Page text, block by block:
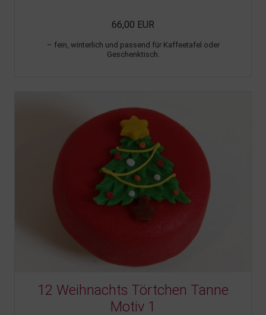
66,00 EUR
– fein, winterlich und passend für Kaffeetafel oder
Geschenktisch.
12 Weihnachts Törtchen Tanne
Motiv 1